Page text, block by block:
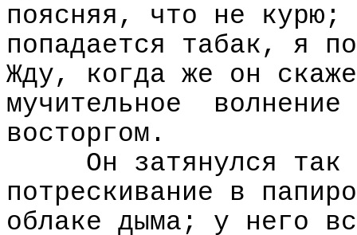
поясняя, что не курю;
попадается табак, я
Жду, когда же он
мучительное
волнение
восторгом.
Он затянулся
потрескивание в
облаке дыма; у него